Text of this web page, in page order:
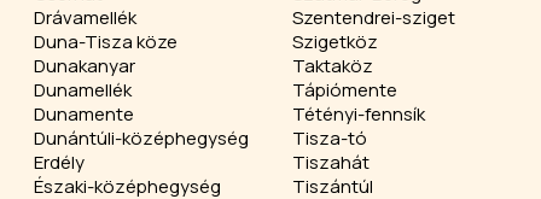
Drávamellék
Duna-Tisza köze
Dunakanyar
Dunamellék
Dunamente
Dunántúli-középhegység
Erdély
Északi-középhegység
Szentendrei-sziget
Szigetköz
Taktaköz
Tápiómente
Tétényi-fennsík
Tisza-tó
Tiszahát
Tiszántúl